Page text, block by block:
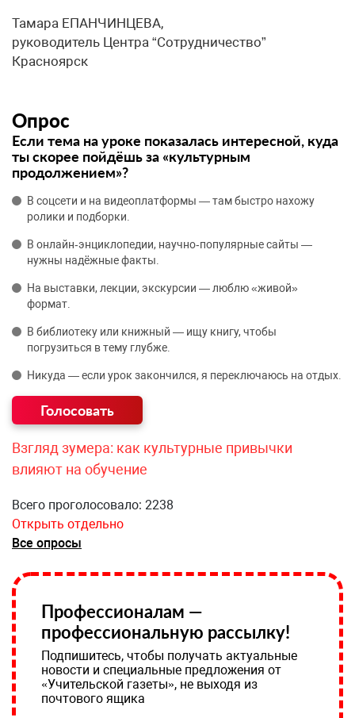
Тамара ЕПАНЧИНЦЕВА,
руководитель Центра “Сотрудничество”
Красноярск
Опрос
Если тема на уроке показалась интересной, куда
ты скорее пойдёшь за «культурным
продолжением»?
В соцсети и на видеоплатформы — там быстро нахожу
ролики и подборки.
В онлайн‑энциклопедии, научно‑популярные сайты —
нужны надёжные факты.
На выставки, лекции, экскурсии — люблю «живой»
формат.
В библиотеку или книжный — ищу книгу, чтобы
погрузиться в тему глубже.
Никуда — если урок закончился, я переключаюсь на отдых.
Взгляд зумера: как культурные привычки
влияют на обучение
Всего проголосовало: 2238
Открыть отдельно
Все опросы
Профессионалам —
профессиональную рассылку!
Подпишитесь, чтобы получать актуальные
новости и специальные предложения от
«Учительской газеты», не выходя из
почтового ящика